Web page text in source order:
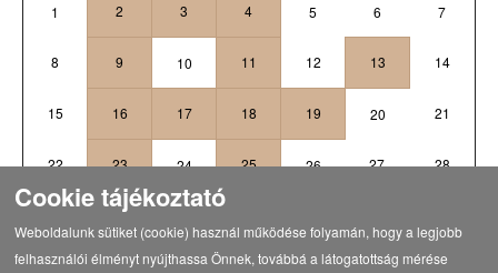
1 2 3 4 5 6 7
8 9 10 11 12 13 14
15 16 17 18 19 20 21
22 23 24 25 26 27 28
30
Cookie tájékoztató
Weboldalunk sütiket (cookie) használ működése folyamán, hogy a legjobb
felhasználói élményt nyújthassa Önnek, továbbá a látogatottság mérése